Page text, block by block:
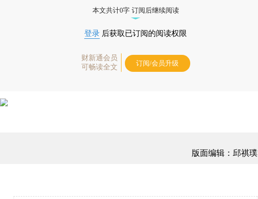
本文共计0字 订阅后继续阅读
登录 后获取已订阅的阅读权限
财新通会员
可畅读全文
订阅/会员升级
版面编辑：邱祺璞